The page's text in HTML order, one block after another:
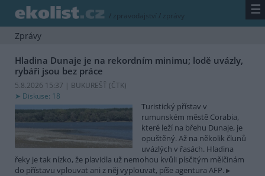
/ zpravodajství / zprávy ☰
Zprávy
Hladina Dunaje je na rekordním minimu; lodě uvázly,
rybáři jsou bez práce
5.8.2026 15:37 | BUKUREŠŤ (ČTK)
Diskuse: 18
Turistický přístav v
rumunském městě Corabia,
které leží na břehu Dunaje, je
opuštěný. Až na několik člunů
uvázlých v řasách. Hladina
řeky je tak nízko, že plavidla už nemohou kvůli písčitým mělčinám
do přístavu vplouvat ani z něj vyplouvat, píše agentura AFP.